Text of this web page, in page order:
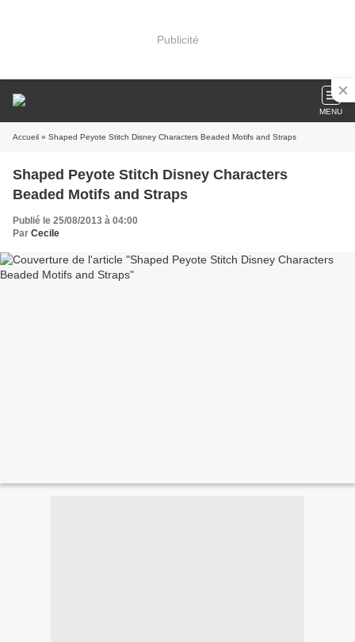
Publicité
MENU
Accueil » Shaped Peyote Stitch Disney Characters Beaded Motifs and Straps
Shaped Peyote Stitch Disney Characters
Beaded Motifs and Straps
Publié le 25/08/2013 à 04:00
Par Cecile